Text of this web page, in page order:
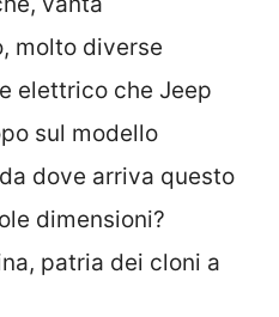
molto diverse
elettrico che Jeep
sul modello
dove arriva questo
dimensioni?
patria dei cloni a